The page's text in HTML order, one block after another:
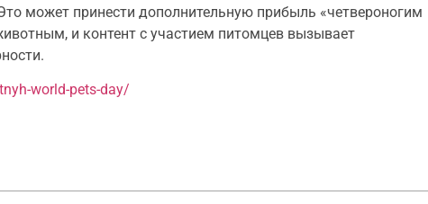
может принести дополнительную прибыль «четвероногим
и контент с участием питомцев вызывает
world-pets-day/